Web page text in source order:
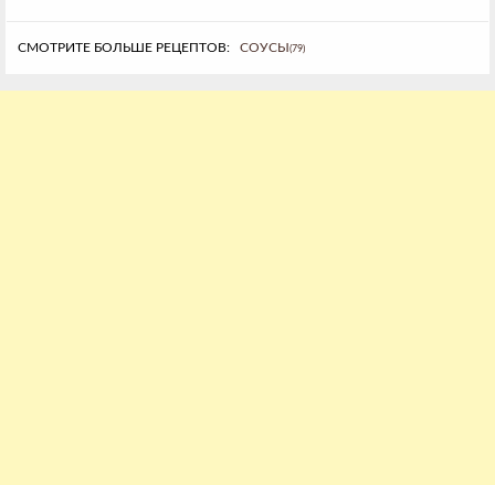
СМОТРИТЕ БОЛЬШЕ РЕЦЕПТОВ: СОУСЫ(79)